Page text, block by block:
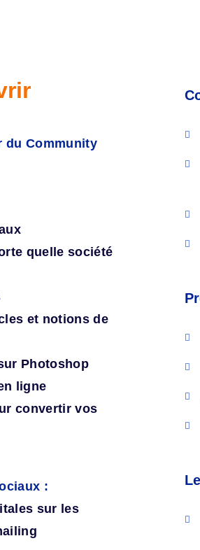
du Community
quelle société
et notions de
Photoshop
ligne
convertir vos
:
sur les